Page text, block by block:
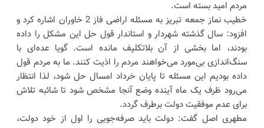
مردم امید بسته است.
خطیب نماز جمعه تبریز به مسئله اراضی فاز 2 خاوران اشاره کرد و
افزود: سال گذشته شهردار و استاندار قول حل این مشکل را داده
بودند، اما بخشی از آن بلاتکلیف مانده است. گویا عده‌ای با
سنگ‌اندازی بی‌مورد می‌خواهند مردم را اذیت کنند. ما به مردم قول
داده بودیم این مسئله تا پایان خرداد امسال حل شود، لذا انتظار
می‌رود ظرف یک ماه آینده وضع آنجا مشخص شود تا شائبه تلاش
برای عدم موفقیت دولت برطرف گردد.
مطهری اصل گفت: دولت باید صرفه‌جویی را اول از خود دولت،